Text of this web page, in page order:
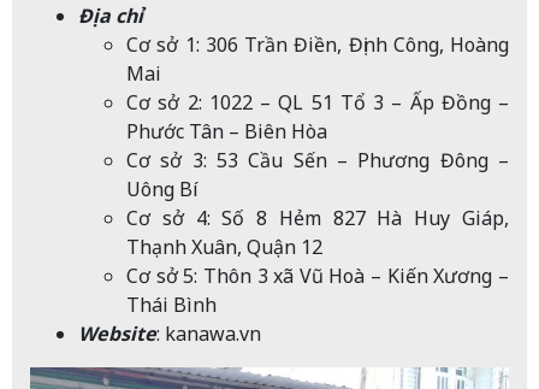
Địa chỉ
Cơ sở 1: 306 Trần Điền, Định Công, Hoàng
Mai
Cơ sở 2: 1022 – QL 51 Tổ 3 – Ấp Đồng –
Phước Tân – Biên Hòa
Cơ sở 3: 53 Cầu Sến – Phương Đông –
Uông Bí
Cơ sở 4: Số 8 Hẻm 827 Hà Huy Giáp,
Thạnh Xuân, Quận 12
Cơ sở 5: Thôn 3 xã Vũ Hoà – Kiến Xương –
Thái Bình
Website: kanawa.vn